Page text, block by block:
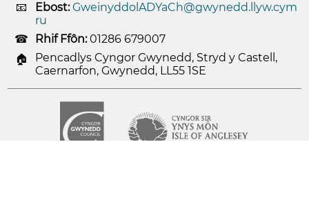
Ebost: GweinyddolADYaCh@gwynedd.llyw.cym
ru
Rhif Ffôn:01286 679007
Pencadlys Cyngor Gwynedd, Stryd y Castell,
Caernarfon, Gwynedd, LL55 1SE